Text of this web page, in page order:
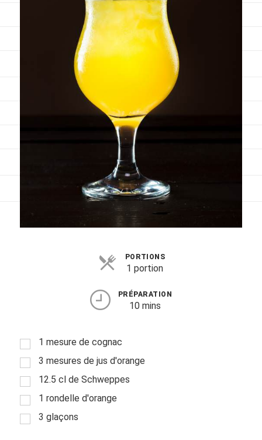
Végétarien
Viandes
Mesures conversions
Lexique des différents termes de cuisine
Service du vin
Contact
Mes livres
Politique de cookies (UE)
PORTIONS
1 portion
PRÉPARATION
10 mins
1 mesure de cognac
3 mesures de jus d'orange
12.5 cl de Schweppes
1 rondelle d'orange
3 glaçons